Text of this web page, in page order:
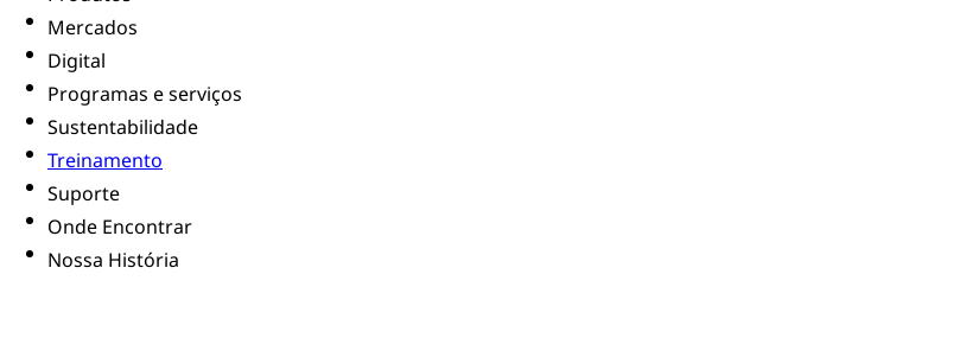
Mercados
Digital
Programas e serviços
Sustentabilidade
Treinamento
Suporte
Onde Encontrar
Nossa História